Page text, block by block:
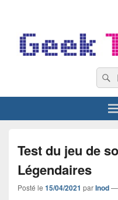
Test du jeu de
Légendaires
Posté le 15/04/2021 parInod—